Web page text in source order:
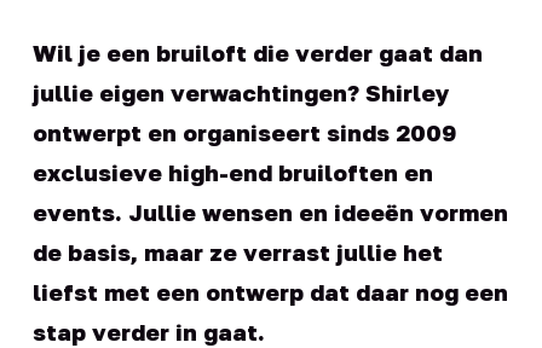
Wil je een bruiloft die verder gaat dan
jullie eigen verwachtingen? Shirley
ontwerpt en organiseert sinds 2009
exclusieve high-end bruiloften en
events. Jullie wensen en ideeën vormen
de basis, maar ze verrast jullie het
liefst met een ontwerp dat daar nog een
stap verder in gaat.